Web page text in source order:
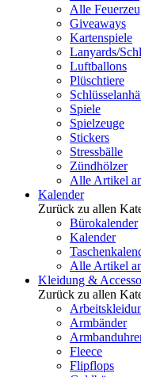
Alle
Giveaways
Kartenspiele
Lanyards/
Luftballons
Plüschtiere
Spiele
Spielzeuge
Stickers
Stressbälle
Zündhölzer
Alle Artikel
Kalender
Zurück zu allen
Bürokalender
Kalender
Alle Artikel
Kleidung &
Zurück zu allen
Armbänder
Fleece
Flipflops